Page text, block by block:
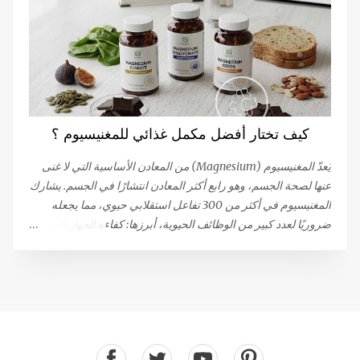
الجنسية لديهم حتى قبل الإيلاج أو بعده بسرعة كبيرة. القذف
التلقائي هو ظاهرة مرضية تؤثر على العديد من الأشخاص. غالبًا ما
تلعب الحالة النفسية للشخص دورًا مهمًا. يعد القلق والتوتر من أهم
أسباب القذف بدون النشوة الجنسية. من المحتمل أيضًا أن الذهاب
إلى المرحاض أو ملامسة الحشفة للملابس قد تؤدي إلى حدوث
القذف التلقائي. 81٪ من الرجال الذين يعانون من هذا النوع من
القذف لا يشعرون بالمتعة أثناء حدوثه. بينما تعترف النسبة المتبقية
(19 ٪) بشعورهم بالنشوة، (ولكنها أقل من تلك التي تحدث أثناء
الإتصال الجنسي المرغوب فيه)، أو تقلصات تحت الحوض التي تحدث
أثناء النشوة الجنسية. يمكن أن تؤدي...
كيف تختار أفضل مكمل غذائي للمغنيسيوم ؟
يُعدّ المغنيسيوم (Magnesium) من المعادن الأساسية التي لا غنى
عنها لصحة الجسم، وهو رابع أكثر المعادن انتشارًا في الجسم. يشارك
المغنيسيوم في أكثر من 300 تفاعل استقلابي حيوي، مما يجعله
ضروريًا لعدد كبير من الوظائف الحيوية، أبرزها: كفاءة الجهاز العصبي